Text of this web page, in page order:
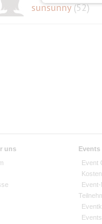
sunsunny (52)
uns
Events
Event
Event-